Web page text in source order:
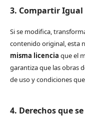
3. Compartir Igual
Si se modifica,
contenido original, esta
misma licencia que el
garantiza que las obras
de uso y condiciones
4. Derechos que